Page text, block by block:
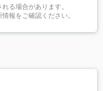
る場合があります。
報をご確認ください。